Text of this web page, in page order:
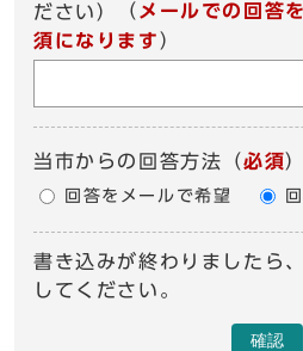
ださい）
（ メールでの回答
須になります ）
当市からの回答方法 （必須）
回答をメールで希望
書き込みが終わりましたら
してください。
確認